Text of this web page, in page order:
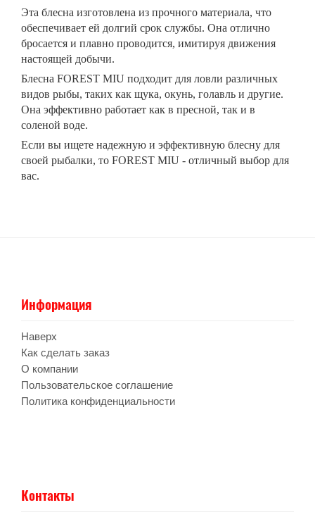
Эта блесна изготовлена из прочного материала, что
обеспечивает ей долгий срок службы. Она отлично
бросается и плавно проводится, имитируя движения
настоящей добычи.
Блесна FOREST MIU подходит для ловли различных
видов рыбы, таких как щука, окунь, голавль и другие.
Она эффективно работает как в пресной, так и в
соленой воде.
Если вы ищете надежную и эффективную блесну для
своей рыбалки, то FOREST MIU - отличный выбор для
вас.
Информация
Наверх
Как сделать заказ
О компании
Пользовательское соглашение
Политика конфиденциальности
Контакты